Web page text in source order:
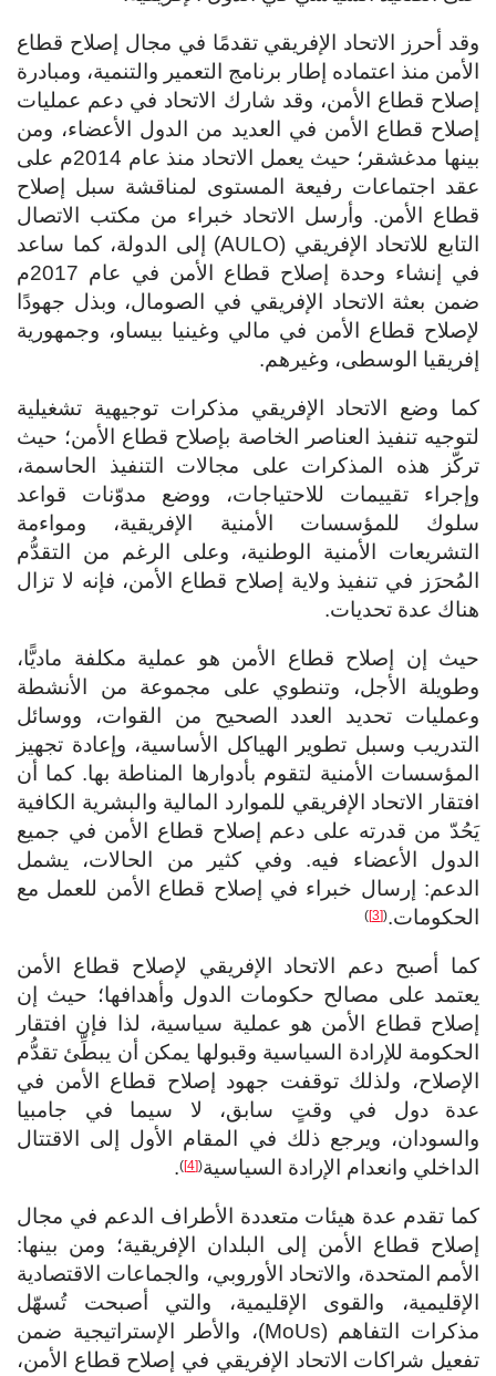
وقد أحرز الاتحاد الإفريقي تقدمًا في مجال إصلاح قطاع
الأمن منذ اعتماده إطار برنامج التعمير والتنمية، ومبادرة
إصلاح قطاع الأمن، وقد شارك الاتحاد في دعم عمليات
إصلاح قطاع الأمن في العديد من الدول الأعضاء، ومن
بينها مدغشقر؛ حيث يعمل الاتحاد منذ عام 2014م على
عقد اجتماعات رفيعة المستوى لمناقشة سبل إصلاح
قطاع الأمن. وأرسل الاتحاد خبراء من مكتب الاتصال
التابع للاتحاد الإفريقي (AULO) إلى الدولة، كما ساعد
في إنشاء وحدة إصلاح قطاع الأمن في عام 2017م
ضمن بعثة الاتحاد الإفريقي في الصومال، وبذل جهودًا
لإصلاح قطاع الأمن في مالي وغينيا بيساو، وجمهورية
إفريقيا الوسطى، وغيرهم.
كما وضع الاتحاد الإفريقي مذكرات توجيهية تشغيلية
لتوجيه تنفيذ العناصر الخاصة بإصلاح قطاع الأمن؛ حيث
تركّز هذه المذكرات على مجالات التنفيذ الحاسمة،
وإجراء تقييمات للاحتياجات، ووضع مدوّنات قواعد
سلوك للمؤسسات الأمنية الإفريقية، ومواءمة
التشريعات الأمنية الوطنية، وعلى الرغم من التقدُّم
المُحرَز في تنفيذ ولاية إصلاح قطاع الأمن، فإنه لا تزال
هناك عدة تحديات.
حيث إن إصلاح قطاع الأمن هو عملية مكلفة ماديًّا،
وطويلة الأجل، وتنطوي على مجموعة من الأنشطة
وعمليات تحديد العدد الصحيح من القوات، ووسائل
التدريب وسبل تطوير الهياكل الأساسية، وإعادة تجهيز
المؤسسات الأمنية لتقوم بأدوارها المناطة بها. كما أن
افتقار الاتحاد الإفريقي للموارد المالية والبشرية الكافية
يَحُدّ من قدرته على دعم إصلاح قطاع الأمن في جميع
الدول الأعضاء فيه. وفي كثير من الحالات، يشمل
الدعم: إرسال خبراء في إصلاح قطاع الأمن للعمل مع
الحكومات.(
[3]
)
كما أصبح دعم الاتحاد الإفريقي لإصلاح قطاع الأمن
يعتمد على مصالح حكومات الدول وأهدافها؛ حيث إن
إصلاح قطاع الأمن هو عملية سياسية، لذا فإن افتقار
الحكومة للإرادة السياسية وقبولها يمكن أن يبطِّئ تقدُّم
الإصلاح، ولذلك توقفت جهود إصلاح قطاع الأمن في
عدة دول في وقتٍ سابق، لا سيما في جامبيا
والسودان، ويرجع ذلك في المقام الأول إلى الاقتتال
الداخلي وانعدام الإرادة السياسية(
[4]
)
.
كما تقدم عدة هيئات متعددة الأطراف الدعم في مجال
إصلاح قطاع الأمن إلى البلدان الإفريقية؛ ومن بينها:
الأمم المتحدة، والاتحاد الأوروبي، والجماعات الاقتصادية
الإقليمية، والقوى الإقليمية، والتي أصبحت تُسهّل
مذكرات التفاهم (MoUs)، والأطر الإستراتيجية ضمن
تفعيل شراكات الاتحاد الإفريقي في إصلاح قطاع الأمن،